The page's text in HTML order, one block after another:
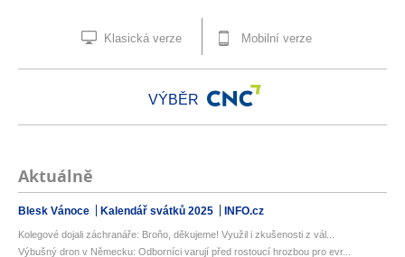
Klasická verze Mobilní verze
VÝBĚR
Aktuálně
Blesk Vánoce Kalendář svátků 2025 INFO.cz
Kolegové dojali záchranáře: Broňo, děkujeme! Využil i zkušenosti z vál...
Výbušný dron v Německu: Odborníci varují před rostoucí hrozbou pro evr...